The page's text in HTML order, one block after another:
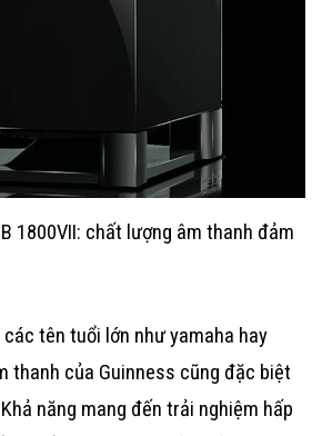
1800VII: chất lượng âm thanh đảm
tên tuổi lớn như yamaha hay
thanh của Guinness cũng đặc biệt
năng mang đến trải nghiệm hấp